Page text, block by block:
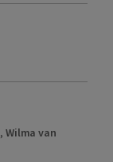
, Wilma van